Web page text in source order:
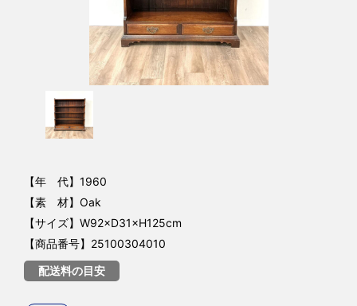
【年 代】1960
【素 材】Oak
【サイズ】W92×D31×H125cm
【商品番号】25100304010
配送料の目安